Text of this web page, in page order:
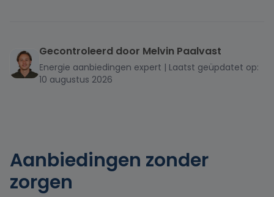
Gecontroleerd door Melvin Paalvast
Energie aanbiedingen expert | Laatst geüpdatet op:
10 augustus 2026
Aanbiedingen zonder
zorgen